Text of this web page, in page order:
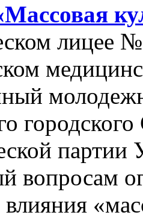
лицее
партии
вопросам
влияния